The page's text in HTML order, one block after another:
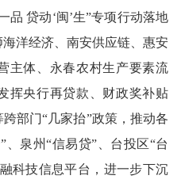
品 贷动‘闽’生”专项行动落地
洋经济、南安供应链、惠安
主体、永春农村生产要素流
挥央行再贷款、财政奖补贴
部门“几家抬”政策，推动各
泉州“信易贷”、台投区“台
科技信息平台，进一步下沉